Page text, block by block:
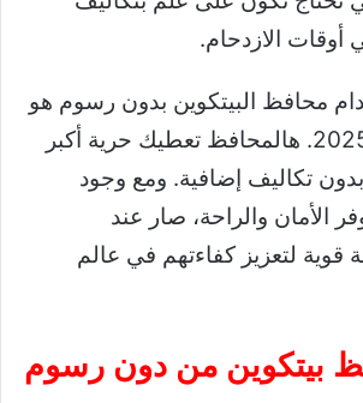
أوقات الازدحام.
محافظ البيتكوين بدون رسوم هو
أمر ضروري في 2025. هالمحافظ تعطيك حرية أكبر
تكاليف إضافية. ومع وجود
الأمان والراحة، صار عند
قوية لتعزيز كفاءتهم في عالم
بيتكوين من دون رسوم